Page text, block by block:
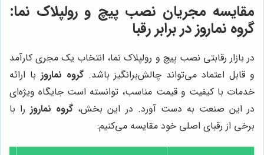
مقایسه مجریان نصب پیچ و رولپلاک نما:
گروه نماروزدر برابر رقبا
در بازار رقابتی نصب پیچ و رولپلاک نما، انتخاب یک مجری کارآمد
و قابل اعتماد می‌تواند چالش‌برانگیز باشد.گروه نماروز با ارائه
خدمات با کیفیت و قیمت مناسب، توانسته است جایگاه ویژه‌ای
در این صنعت به دست آورد. در این بخش، گروه نماروزرا با
برخی از رقبای اصلی خود مقایسه می‌کنیم: